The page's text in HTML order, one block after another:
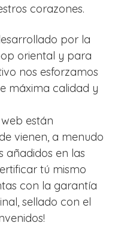
corazones.
por la
oriental y para
nos esforzamos
máxima calidad y
están
vienen, a menudo
añadidos en las
tú mismo
con la garantía
sellado con el